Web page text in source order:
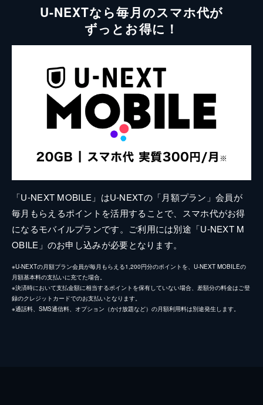
U-NEXTなら毎月のスマホ代が
ずっとお得に！
「U-NEXT MOBILE」はU-NEXTの「月額プラン」会員が
毎月もらえるポイントを活用することで、スマホ代がお得
になるモバイルプランです。ご利用には別途「U-NEXT M
OBILE」のお申し込みが必要となります。
※U-NEXTの月額プラン会員が毎月もらえる1,200円分のポイントを、U-NEXT MOBILEの
月額基本料の支払いに充てた場合。
※決済時において支払金額に相当するポイントを保有していない場合、差額分の料金はご登
録のクレジットカードでのお支払いとなります。
※通話料、SMS通信料、オプション（かけ放題など）の月額利用料は別途発生します。